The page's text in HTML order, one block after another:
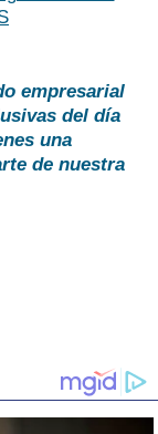
empresarial
del día
una
de nuestra